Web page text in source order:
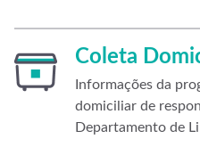
Coleta
Informações da
domiciliar de
Departamento de